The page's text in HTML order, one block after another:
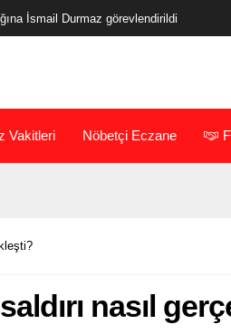
İsmail Durmaz görevlendirildi
Vakitleri Nöbetçi Eczane
nasıl